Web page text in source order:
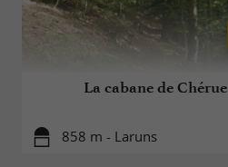
La cabane de Chérue
858 m - Laruns